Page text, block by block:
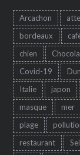
Arcachon
bordeaux
chien
Covid-19
Italie
japon
masque
mer
plage
restaurant